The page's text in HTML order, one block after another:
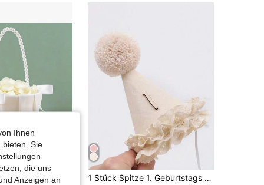
1 Stück Spitze 1. Geburtstags Hut - Süße 1. Geburtstags Spitze Blumenkrone Prinzessin Party Tiara, 6 Monate bis 2 Jahre Geburtstags Party Foto Requisiten, Blumen Party Zubehör
Ihnen
bieten. Sie
die uns
Anzeigen an